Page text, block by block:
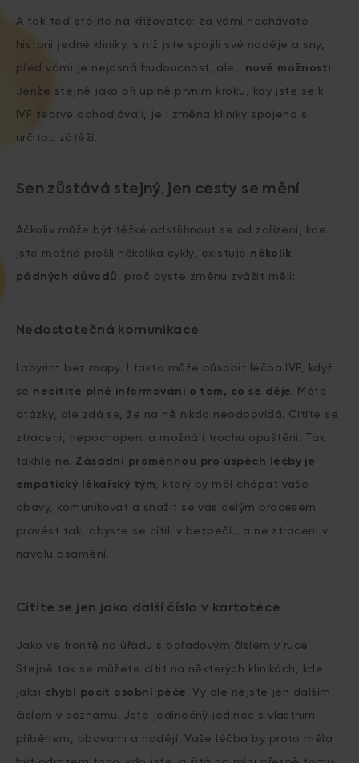
A tak teď stojíte na křižovatce: za vámi necháváte
historii jedné kliniky, s níž jste spojili své naděje a sny,
před vámi je nejasná budoucnost, ale… nové možnosti.
Jenže stejně jako při úplně prvním kroku, kdy jste se k
IVF teprve odhodlávali, je i změna kliniky spojena s
určitou zátěží.
Sen zůstává stejný, jen cesty se mění
Ačkoliv může být těžké odstřihnout se od zařízení, kde
jste možná prošli několika cykly, existuje několik
pádných důvodů , proč byste změnu zvážit měli:
Nedostatečná komunikace
Labyrint bez mapy. I takto může působit léčba IVF, když
se necítíte plně informováni o tom, co se děje. Máte
otázky, ale zdá se, že na ně nikdo neodpovídá. Cítíte se
ztraceni, nepochopeni a možná i trochu opuštěni. Tak
takhle ne. Zásadní proměnnou pro úspěch léčby je
empatický lékařský tým , který by měl chápat vaše
obavy, komunikovat a snažit se vás celým procesem
provést tak, abyste se cítili v bezpečí… a ne ztracení v
návalu osamění.
Cítíte se jen jako další číslo v kartotéce
Jako ve frontě na úřadu s pořadovým číslem v ruce.
Stejně tak se můžete cítit na některých klinikách, kde
jaksi chybí pocit osobní péče. Vy ale nejste jen dalším
číslem v seznamu. Jste jedinečný jedinec s vlastním
příběhem, obavami a nadějí. Vaše léčba by proto měla